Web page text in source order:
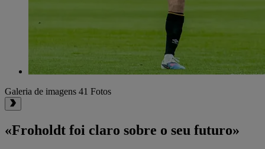
Galeria de imagens 41 Fotos
«Froholdt foi claro sobre o seu futuro»